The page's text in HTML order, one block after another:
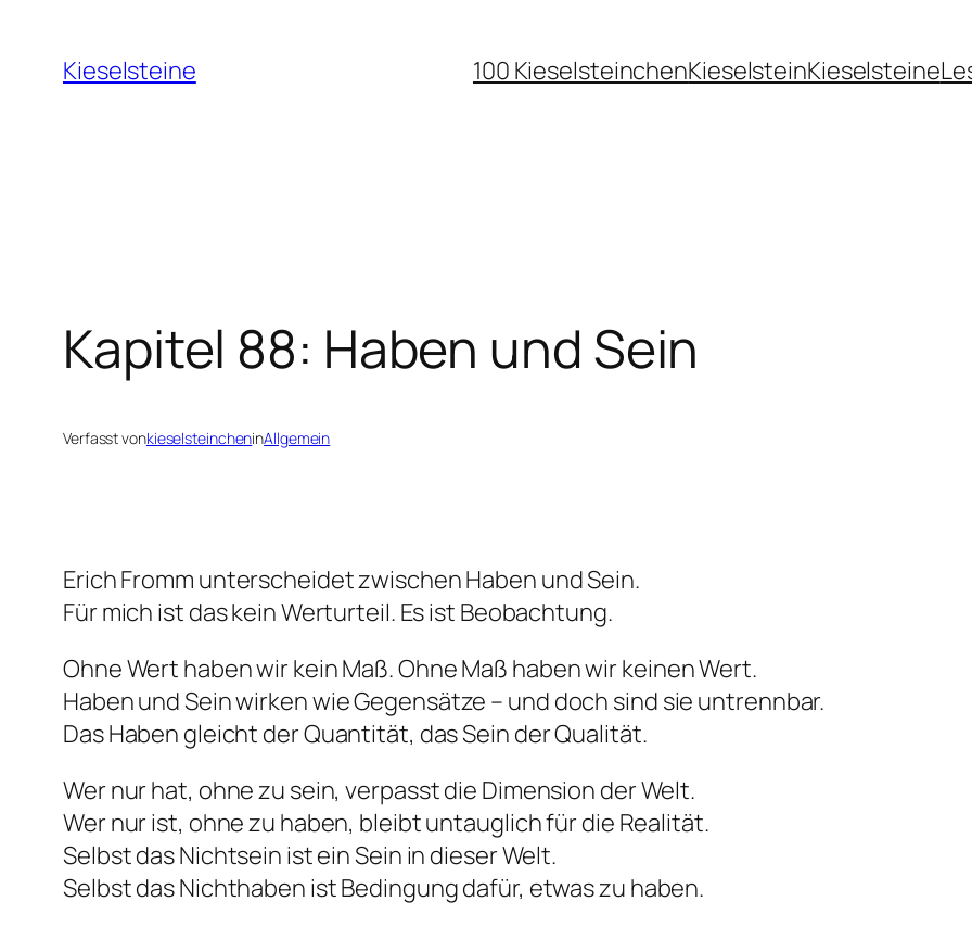
Inhalt
springen
Kieselsteine 100 KieselsteinchenKieselsteinKieselsteine
Kapitel 88: Haben und Sein
Verfasst vonkieselsteincheninAllgemein
Erich Fromm unterscheidet zwischen Haben und Sein.
Für mich ist das kein Werturteil. Es ist Beobachtung.
Ohne Wert haben wir kein Maß. Ohne Maß haben wir keinen Wert.
Haben und Sein wirken wie Gegensätze – und doch sind sie untrennbar.
Das Haben gleicht der Quantität, das Sein der Qualität.
Wer nur hat, ohne zu sein, verpasst die Dimension der Welt.
Wer nur ist, ohne zu haben, bleibt untauglich für die Realität.
Selbst das Nichtsein ist ein Sein in dieser Welt.
Selbst das Nichthaben ist Bedingung dafür, etwas zu haben.